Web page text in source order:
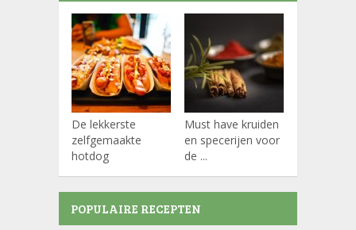
De lekkerste
zelfgemaakte
hotdog
Must have kruiden
en specerijen voor
de ...
POPULAIRE RECEPTEN